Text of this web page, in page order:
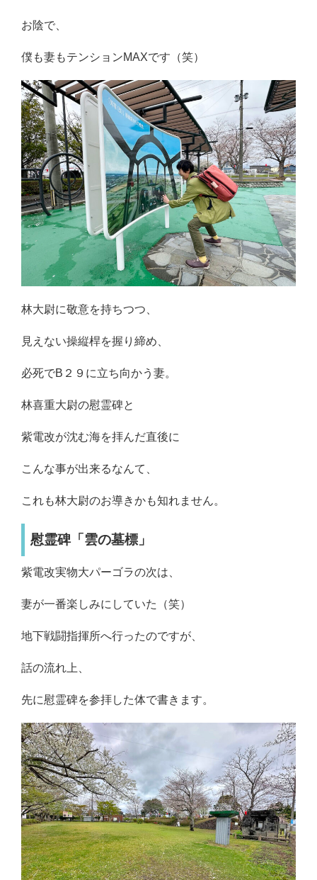
お陰で、
僕も妻もテンションMAXです（笑）
林大尉に敬意を持ちつつ、
見えない操縦桿を握り締め、
必死でB２９に立ち向かう妻。
林喜重大尉の慰霊碑と
紫電改が沈む海を拝んだ直後に
こんな事が出来るなんて、
これも林大尉のお導きかも知れません。
慰霊碑「雲の墓標」
紫電改実物大パーゴラの次は、
妻が一番楽しみにしていた（笑）
地下戦闘指揮所へ行ったのですが、
話の流れ上、
先に慰霊碑を参拝した体で書きます。